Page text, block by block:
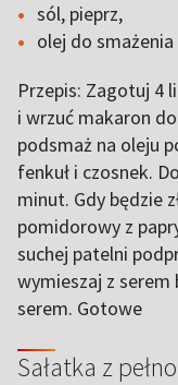
sól, pieprz,
olej do smażenia
Przepis: Zagotuj 4
i wrzuć makaron
podsmaż na oleju
fenkuł i czosnek.
minut. Gdy będzie
pomidorowy z
suchej patelni
wymieszaj z serem
serem. Gotowe
Sałatka z